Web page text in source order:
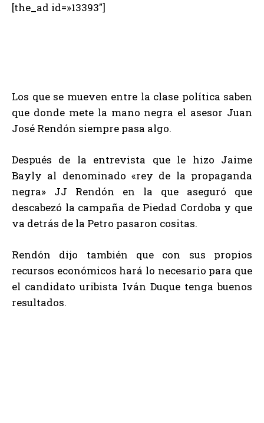
[the_ad id=»13393″]
Los que se mueven entre la clase política saben
que donde mete la mano negra el asesor Juan
José Rendón siempre pasa algo.
Después de la entrevista que le hizo Jaime
Bayly al denominado «rey de la propaganda
negra» JJ Rendón en la que aseguró que
descabezó la campaña de Piedad Cordoba y que
va detrás de la Petro pasaron cositas.
Rendón dijo también que con sus propios
recursos económicos hará lo necesario para que
el candidato uribista Iván Duque tenga buenos
resultados.